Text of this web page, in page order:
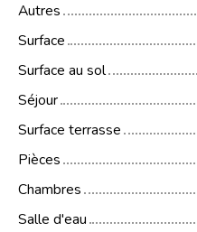
Autres
Surface
Surface au sol
Séjour
Surface terrasse
Pièces
Chambres
Salle d'eau